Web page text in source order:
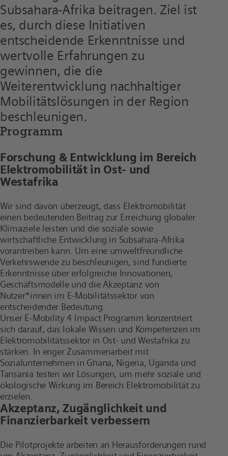
Subsahara-Afrika beitragen. Ziel ist
es, durch diese Initiativen
entscheidende Erkenntnisse und
wertvolle Erfahrungen zu
gewinnen, die die
Weiterentwicklung nachhaltiger
Mobilitätslösungen in der Region
beschleunigen.
Programm
Forschung & Entwicklung im Bereich
Elektromobilität in Ost- und
Westafrika
Wir sind davon überzeugt, dass Elektromobilität
einen bedeutenden Beitrag zur Erreichung globaler
Klimaziele leisten und die soziale sowie
wirtschaftliche Entwicklung in Subsahara-Afrika
vorantreiben kann. Um eineumweltfreundliche
Verkehrswende zu beschleunigen, sind fundierte
Erkenntnisse über erfolgreiche Innovationen,
Geschäftsmodelle und die Akzeptanz von
Nutzer*innen im E-Mobilitätssektor von
entscheidender Bedeutung.
Unser E-Mobility 4 Impact Programm konzentriert
sich darauf, das lokale Wissen und Kompetenzen im
Elektromobilitätssektor in Ost- und Westafrika zu
stärken. In enger Zusammenarbeit mit
Sozialunternehmen in Ghana, Nigeria, Uganda und
Tansania testen wir Lösungen, um mehr soziale und
ökologische Wirkung im Bereich Elektromobilität zu
erzielen.
Akzeptanz, Zugänglichkeit und
Finanzierbarkeit verbessern
Die Pilotprojekte arbeiten an Herausforderungen rund